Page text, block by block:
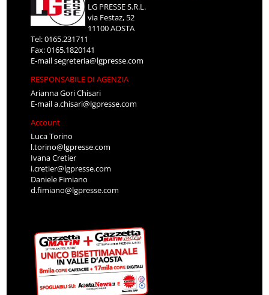
LG PRESSE S.R.L.
via Festaz, 52
11100 AOSTA
Tel: 0165.231711
Fax: 0165.1820141
E-mailsegreteria@lgpresse.com
RESPONSABILE DI AGENZIA
Arianna Gori Chisari
E-maila.chisari@lgpresse.com
Account
Luca Torino
l.torino@lgpresse.com
Ivana Cretier
i.cretier@lgpresse.com
Daniele Fimiano
d.fimiano@lgpresse.com